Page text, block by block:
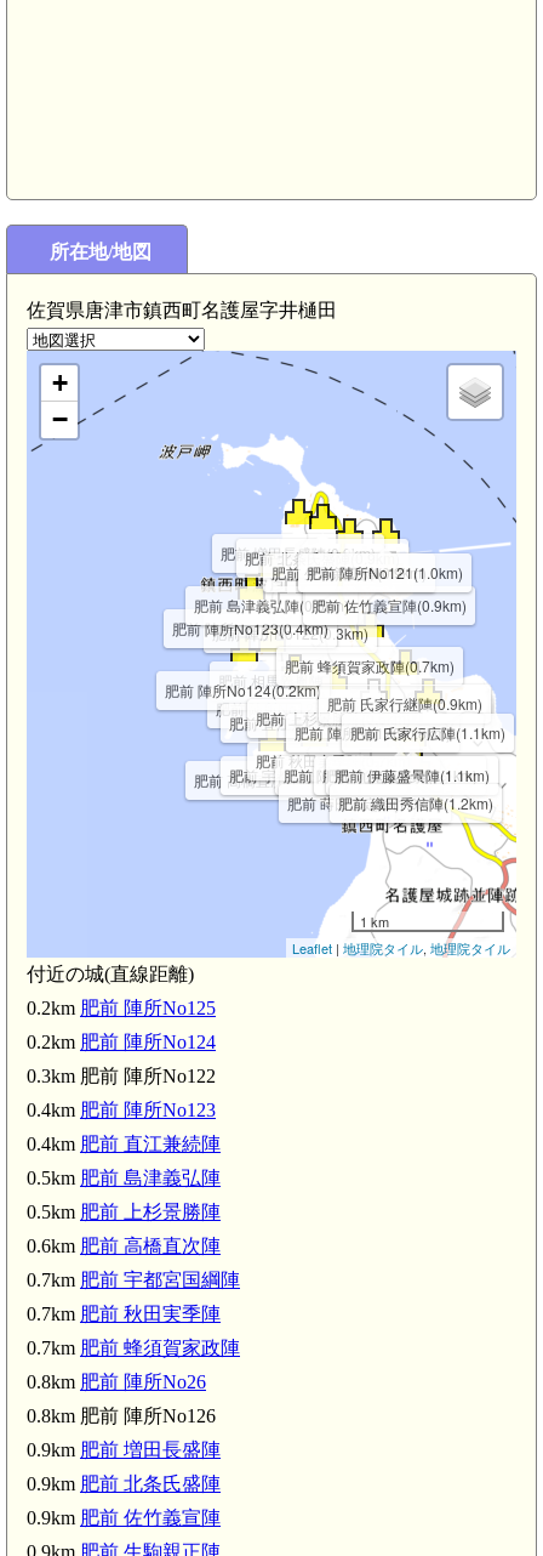
所在地/地図
佐賀県唐津市鎮西町名護屋字井樋田
肥前 相馬義胤陣
肥前 陣所No125(0.2km)
肥前 陣所No124(0.2km)
肥前 陣所No122(0.3km)
肥前 陣所No123(0.4km)
肥前 直江兼続陣(0.4km)
肥前 島津義弘陣(0.5km)
肥前 上杉景勝陣(0.5km)
肥前 高橋直次陣(0.6km)
肥前 宇都宮国綱陣(0.7km)
肥前 秋田実季陣(0.7km)
肥前 蜂須賀家政陣(0.7km)
肥前 陣所No26(0.8km)
肥前 陣所No126(0.8km)
肥前 増田長盛陣(0.9km)
肥前 北条氏盛陣(0.9km)
肥前 佐竹義宣陣(0.9km)
肥前 生駒親正陣(0.9km)
肥前 氏家行継陣(0.9km)
肥前 陣所No121(1.0km)
肥前 蒔田広定陣(1.0km)
肥前 氏家行広陣(1.1km)
肥前 九鬼嘉隆陣(1.1km)
肥前 伊藤盛景陣(1.1km)
肥前 織田秀信陣(1.2km)
+
−
1 km
Leaflet | 地理院タイル, 地理院タイル
付近の城(直線距離)
0.2km 肥前 陣所No125
0.2km 肥前 陣所No124
0.3km 肥前 陣所No122
0.4km 肥前 陣所No123
0.4km 肥前 直江兼続陣
0.5km 肥前 島津義弘陣
0.5km 肥前 上杉景勝陣
0.6km 肥前 高橋直次陣
0.7km 肥前 宇都宮国綱陣
0.7km 肥前 秋田実季陣
0.7km 肥前 蜂須賀家政陣
0.8km 肥前 陣所No26
0.8km 肥前 陣所No126
0.9km 肥前 増田長盛陣
0.9km 肥前 北条氏盛陣
0.9km 肥前 佐竹義宣陣
0.9km 肥前 生駒親正陣